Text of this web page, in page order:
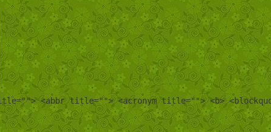
<abbr title=""> <acronym title=""> <b>